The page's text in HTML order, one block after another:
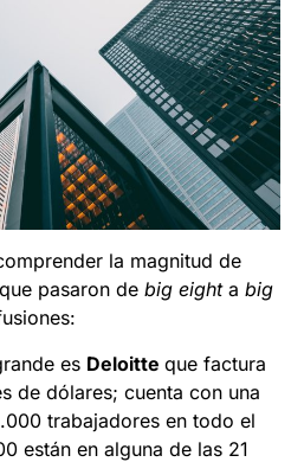
la magnitud de
pasaron de big eighta big
es Deloitte que factura
de dólares; cuenta con una
trabajadores en todo el
están en alguna de las 21